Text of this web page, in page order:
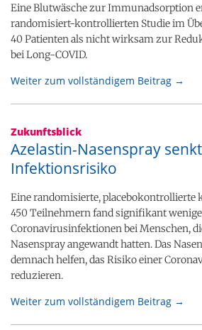
Eine Blutwäsche zur Immunadsorption
randomisiert-kontrollierten Studie im
40 Patienten als nicht wirksam zur
bei Long-COVID.
Weiter zum vollständigem Beitrag →
Zukunftsblick
Azelastin-Nasenspray
Infektionsrisiko
Eine randomisierte, placebokontrollierte
450 Teilnehmern fand signifikant
Coronavirusinfektionen bei Menschen,
Nasenspray angewandt hatten. Das
demnach helfen, das Risiko einer
reduzieren.
Weiter zum vollständigem Beitrag →